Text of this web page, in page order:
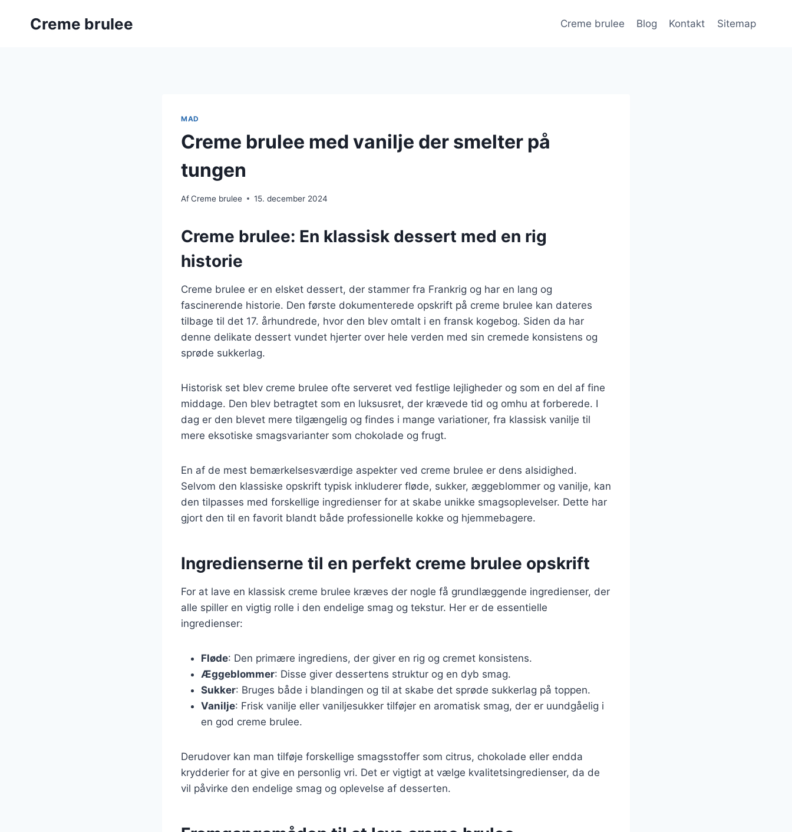
Creme brulee Creme brulee Blog Kontakt Sitemap
MAD
Creme brulee med vanilje der smelter på
tungen
AfCreme brulee 15. december 2024
Creme brulee: En klassisk dessert med en rig
historie
Creme brulee er en elsket dessert, der stammer fra Frankrig og har en lang og
fascinerende historie. Den første dokumenterede opskrift på creme brulee kan dateres
tilbage til det 17. århundrede, hvor den blev omtalt i en fransk kogebog. Siden da har
denne delikate dessert vundet hjerter over hele verden med sin cremede konsistens og
sprøde sukkerlag.
Historisk set blev creme brulee ofte serveret ved festlige lejligheder og som en del af fine
middage. Den blev betragtet som en luksusret, der krævede tid og omhu at forberede. I
dag er den blevet mere tilgængelig og findes i mange variationer, fra klassisk vanilje til
mere eksotiske smagsvarianter som chokolade og frugt.
En af de mest bemærkelsesværdige aspekter ved creme brulee er dens alsidighed.
Selvom den klassiske opskrift typisk inkluderer fløde, sukker, æggeblommer og vanilje, kan
den tilpasses med forskellige ingredienser for at skabe unikke smagsoplevelser. Dette har
gjort den til en favorit blandt både professionelle kokke og hjemmebagere.
Ingredienserne til en perfekt creme brulee opskrift
For at lave en klassisk creme brulee kræves der nogle få grundlæggende ingredienser, der
alle spiller en vigtig rolle i den endelige smag og tekstur. Her er de essentielle
ingredienser:
Fløde: Den primære ingrediens, der giver en rig og cremet konsistens.
Æggeblommer: Disse giver dessertens struktur og en dyb smag.
Sukker: Bruges både i blandingen og til at skabe det sprøde sukkerlag på toppen.
Vanilje: Frisk vanilje eller vaniljesukker tilføjer en aromatisk smag, der er uundgåelig i
en god creme brulee.
Derudover kan man tilføje forskellige smagsstoffer som citrus, chokolade eller endda
krydderier for at give en personlig vri. Det er vigtigt at vælge kvalitetsingredienser, da de
vil påvirke den endelige smag og oplevelse af desserten.